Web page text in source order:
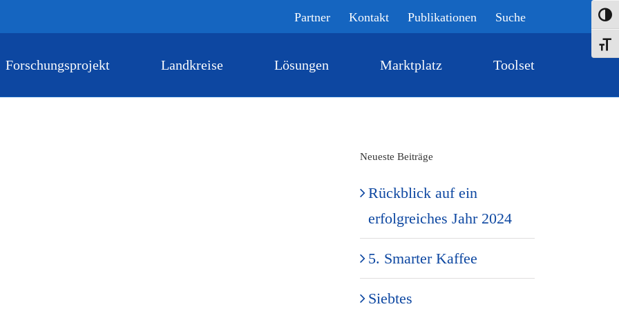
Partner Kontakt Publikationen Suche
Forschungsprojekt Landkreise Lösungen Marktplatz Toolset
Neueste Beiträge
Rückblick auf ein
erfolgreiches Jahr 2024
5. Smarter Kaffee
Siebtes